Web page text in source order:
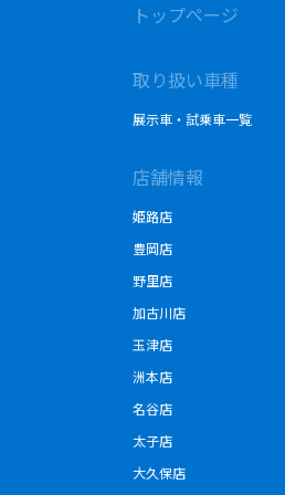
トップページ
取り扱い車種
展示車・試乗車一覧
店舗情報
姫路店
豊岡店
野里店
加古川店
玉津店
洲本店
名谷店
太子店
大久保店